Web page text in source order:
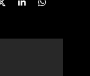
T
e
T
e
T
e